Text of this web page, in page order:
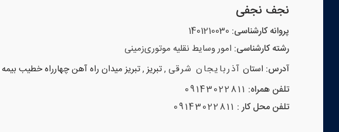
نجف نجفی
پروانه کارشناسی: 1401210030
رشته کارشناسی: امور وسایط نقلیه موتوری‌زمینی
آدرس: استان آذربایجان شرقی ,تبریز ,تبریز میدان راه آهن چهارراه خطیب بیمه
تلفن همراه: 09143022811
تلفن محل کار : 09143022811